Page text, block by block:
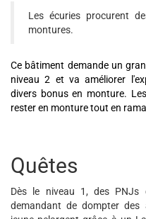
Les écuries procurent
montures.
Ce bâtiment demande un
niveau 2 et va améliorer
divers bonus en monture.
rester en monture tout en
Quêtes
Dès le niveau 1, des
demandant de dompter des